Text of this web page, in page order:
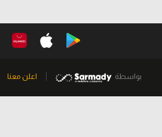
بواسطة اعلن معنا